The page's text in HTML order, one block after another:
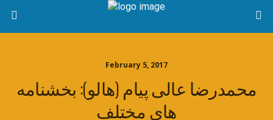
February 5, 2017
محمدرضا عالی پیام (هالو): بخشنامه
های مختلف